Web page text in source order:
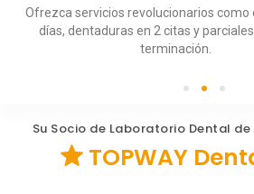
Ofrezca servicios revolucionarios como
días, dentaduras en 2 citas y
terminación.
1 2 3
Su Socio de Laboratorio Dental
TOPWAY